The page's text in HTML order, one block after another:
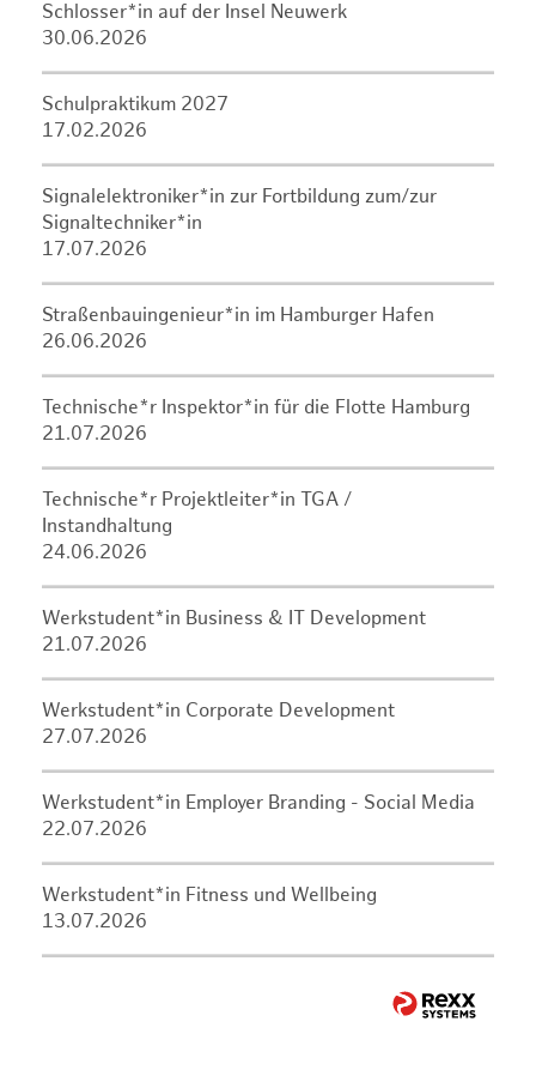
Schlosser*in auf der Insel Neuwerk
30.06.2026
Schulpraktikum 2027
17.02.2026
Signalelektroniker*in zur Fortbildung zum/zur
Signaltechniker*in
17.07.2026
Straßenbauingenieur*in im Hamburger Hafen
26.06.2026
Technische*r Inspektor*in für die Flotte Hamburg
21.07.2026
Technische*r Projektleiter*in TGA /
Instandhaltung
24.06.2026
Werkstudent*in Business & IT Development
21.07.2026
Werkstudent*in Corporate Development
27.07.2026
Werkstudent*in Employer Branding - Social Media
22.07.2026
Werkstudent*in Fitness und Wellbeing
13.07.2026